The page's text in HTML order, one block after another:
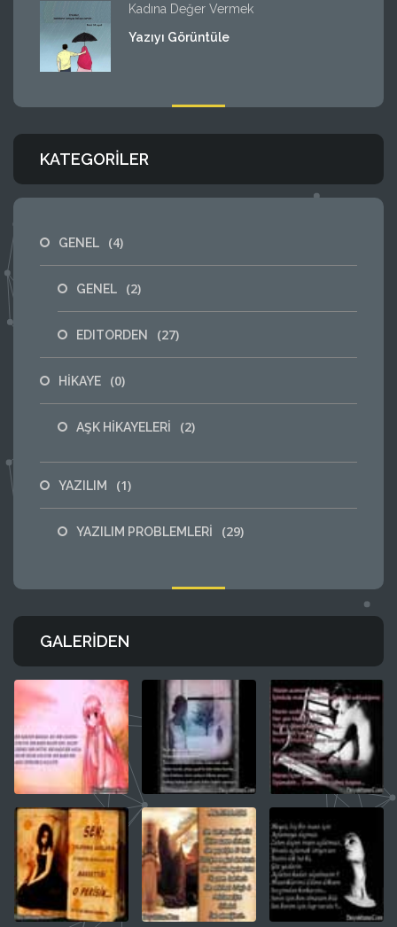
Kadına Değer Vermek
Yazıyı Görüntüle
KATEGORILER
GENEL (4)
GENEL (2)
EDITORDEN (27)
HİKAYE (0)
AŞK HİKAYELERİ (2)
YAZILIM (1)
YAZILIM PROBLEMLERİ (29)
GALERIDEN